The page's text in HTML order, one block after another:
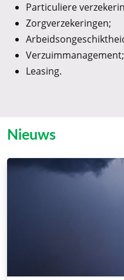
Particuliere
Zorgverzekeringen;
Verzuimmanagement;
Leasing.
Nieuws